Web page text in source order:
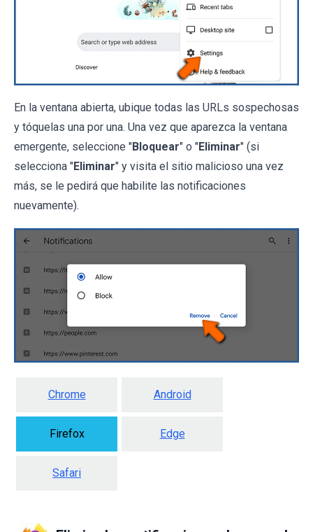
En la ventana abierta, ubique todas las URLs sospechosas
y tóquelas una por una. Una vez que aparezca la ventana
emergente, seleccione "Bloquear" o "Eliminar" (si
selecciona "Eliminar" y visita el sitio malicioso una vez
más, se le pedirá que habilite las notificaciones
nuevamente).
Chrome Android
Firefox Edge
Safari